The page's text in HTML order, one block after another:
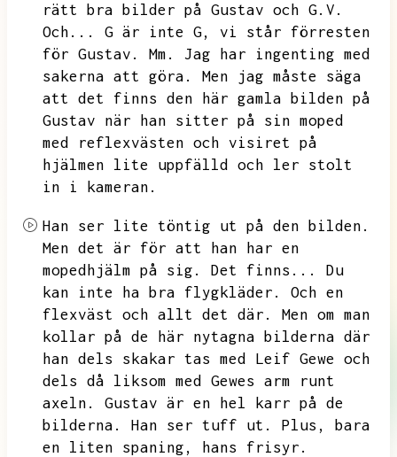
rätt bra bilder på Gustav och G.V.
Och...
G är inte G,
vi står förresten
för Gustav.
Mm.
Jag har ingenting med
sakerna att göra.
Men jag måste säga
att det finns den här gamla bilden på
Gustav när han sitter på sin moped
med reflexvästen och visiret på
hjälmen lite uppfälld och ler stolt
in i kameran.
Han ser lite töntig ut på den bilden.
Men det är för att han har en
mopedhjälm på sig.
Det finns...
Du
kan inte ha bra flygkläder.
Och en
flexväst och allt det där.
Men om man
kollar på de här nytagna bilderna där
han dels skakar tas med Leif Gewe och
dels då liksom med Gewes arm runt
axeln.
Gustav är en hel karr på de
bilderna.
Han ser tuff ut. Plus,
bara
en liten spaning,
hans frisyr.